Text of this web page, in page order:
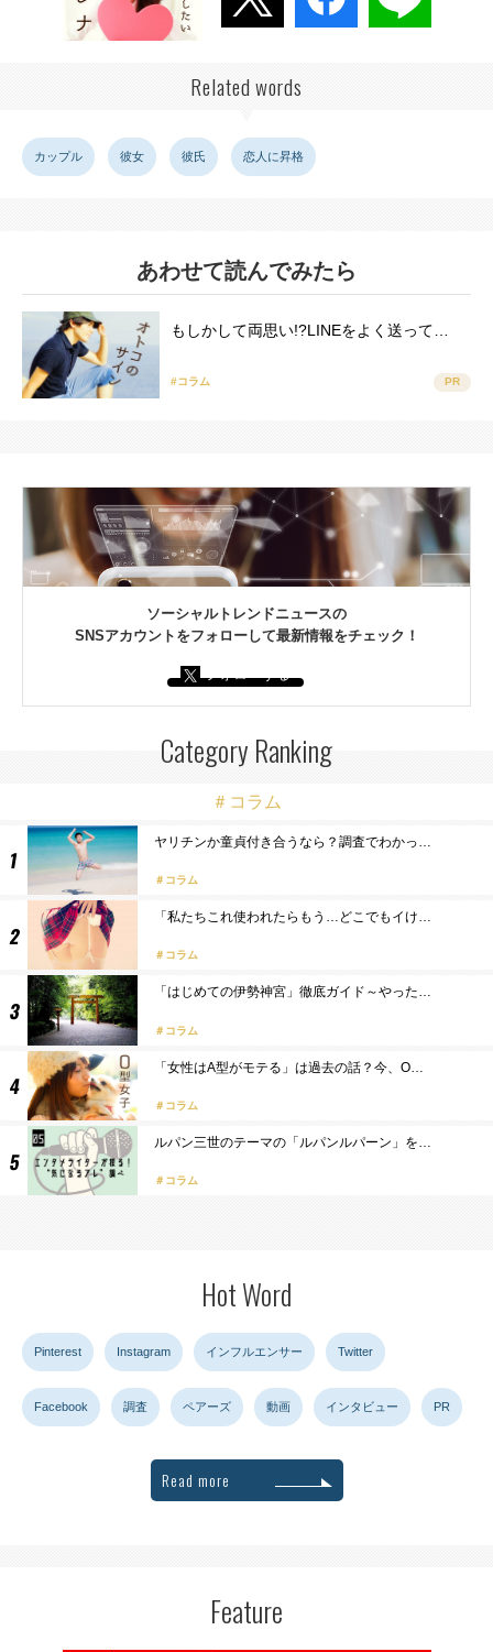
Related words
カップル 彼女 彼氏 恋人に昇格
あわせて読んでみたら
もしかして両思い!?LINEをよく送って…
#コラム PR
ソーシャルトレンドニュースの
SNSアカウントをフォローして最新情報をチェック！
Category Ranking
＃コラム
ヤリチンか童貞付き合うなら？調査でわかっ…
コラム
「私たちこれ使われたらもう…どこでもイけ…
コラム
「はじめての伊勢神宮」徹底ガイド～やった…
コラム
「女性はA型がモテる」は過去の話？今、O…
コラム
ルパン三世のテーマの「ルパンルパーン」を…
コラム
Hot Word
Pinterest Instagram インフルエンサー Twitter
Facebook 調査 ペアーズ 動画 インタビュー PR
Read more
Feature